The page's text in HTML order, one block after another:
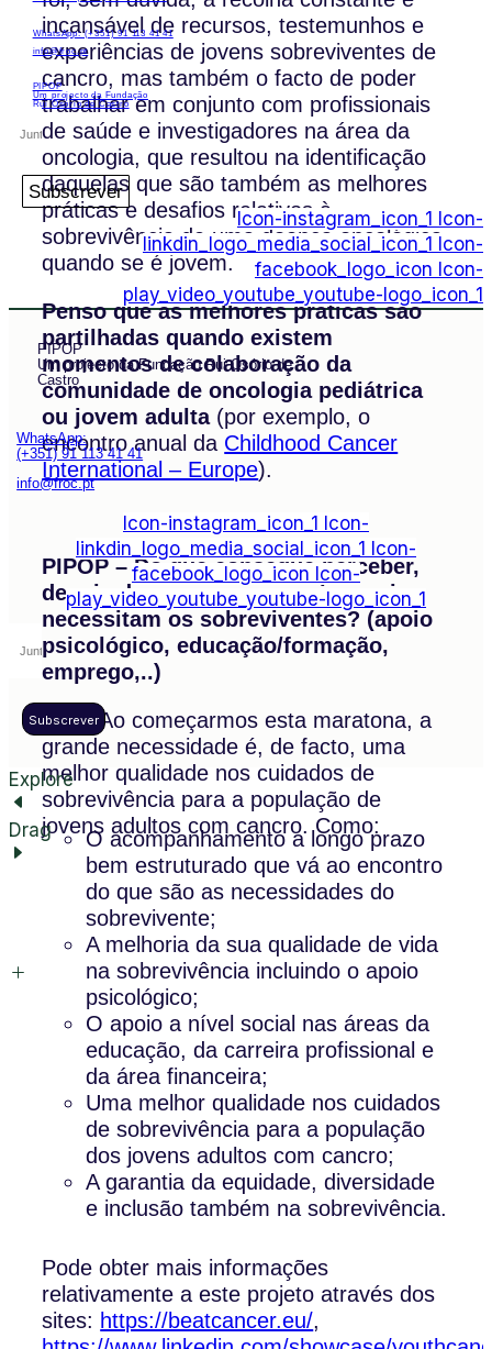
incansável de recursos, testemunhos e
experiências de jovens sobreviventes de
cancro, mas também o facto de poder
trabalhar em conjunto com profissionais
de saúde e investigadores na área da
oncologia, que resultou na identificação
daquelas que são também as melhores
práticas e desafios relativos à
sobrevivência de uma doença oncológica
quando se é jovem.
Penso que as melhores práticas são
partilhadas quando existem
momentos de colaboração da
comunidade de oncologia pediátrica
ou jovem adulta (por exemplo, o
encontro anual da Childhood Cancer
International – Europe).
PIPOP – Do que consegue perceber,
depois do cancro, que apoios mais
necessitam os sobreviventes? (apoio
psicológico, educação/formação,
emprego,..)
T.C –Ao começarmos esta maratona, a
grande necessidade é, de facto, uma
melhor qualidade nos cuidados de
sobrevivência para a população de
jovens adultos com cancro. Como:
O acompanhamento a longo prazo
bem estruturado que vá ao encontro
do que são as necessidades do
sobrevivente;
A melhoria da sua qualidade de vida
na sobrevivência incluindo o apoio
psicológico;
O apoio a nível social nas áreas da
educação, da carreira profissional e
da área financeira;
Uma melhor qualidade nos cuidados
de sobrevivência para a população
dos jovens adultos com cancro;
A garantia da equidade, diversidade
e inclusão também na sobrevivência.
Pode obter mais informações
relativamente a este projeto através dos
sites: https://beatcancer.eu/,
WhatsApp: (+351) 91 113 41 41
info@froc.pt
PIPOP
Um projecto da Fundação
Rui Osório de Castro
Subscrever
Icon-instagram_icon_1
Icon-
linkdin_logo_media_social_icon_1
Icon-
facebook_logo_icon Icon-
play_video_youtube_youtube-logo_icon_1
PIPOP
Um projecto da Fundação Rui Osório de
Castro
WhatsApp:
(+351) 91 113 41 41
info@froc.pt
Icon-instagram_icon_1
Icon-
linkdin_logo_media_social_icon_1
Icon-
facebook_logo_icon Icon-
play_video_youtube_youtube-logo_icon_1
Subscrever
Explore
Drag